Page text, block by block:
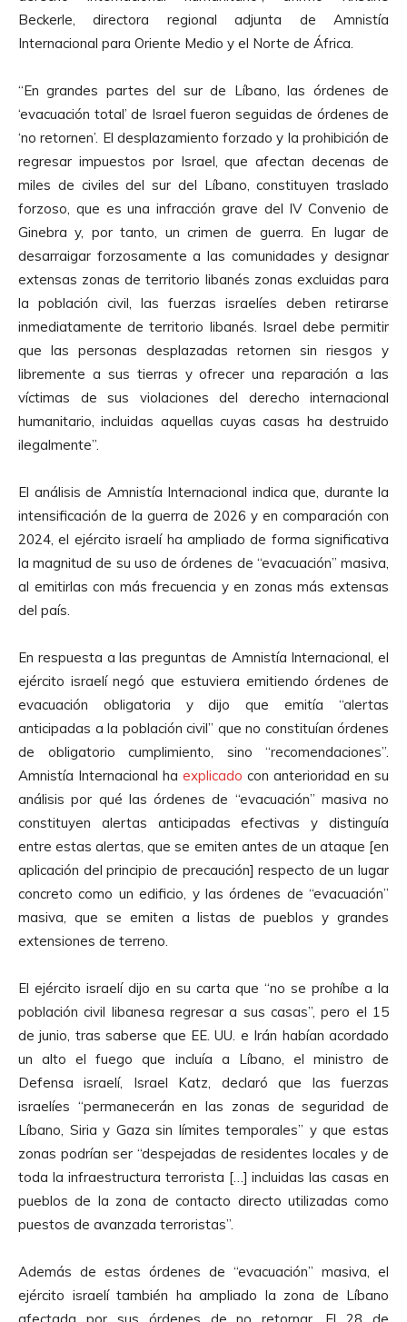
Beckerle, directora regional adjunta de Amnistía
Internacional para Oriente Medio y el Norte de África.
“En grandes partes del sur de Líbano, las órdenes de
‘evacuación total’ de Israel fueron seguidas de órdenes de
‘no retornen’. El desplazamiento forzado y la prohibición de
regresar impuestos por Israel, que afectan decenas de
miles de civiles del sur del Líbano, constituyen traslado
forzoso, que es una infracción grave del IV Convenio de
Ginebra y, por tanto, un crimen de guerra. En lugar de
desarraigar forzosamente a las comunidades y designar
extensas zonas de territorio libanés zonas excluidas para
la población civil, las fuerzas israelíes deben retirarse
inmediatamente de territorio libanés. Israel debe permitir
que las personas desplazadas retornen sin riesgos y
libremente a sus tierras y ofrecer una reparación a las
víctimas de sus violaciones del derecho internacional
humanitario, incluidas aquellas cuyas casas ha destruido
ilegalmente”.
El análisis de Amnistía Internacional indica que, durante la
intensificación de la guerra de 2026 y en comparación con
2024, el ejército israelí ha ampliado de forma significativa
la magnitud de su uso de órdenes de “evacuación” masiva,
al emitirlas con más frecuencia y en zonas más extensas
del país.
En respuesta a las preguntas de Amnistía Internacional, el
ejército israelí negó que estuviera emitiendo órdenes de
evacuación obligatoria y dijo que emitía “alertas
anticipadas a la población civil” que no constituían órdenes
de obligatorio cumplimiento, sino “recomendaciones”.
Amnistía Internacional ha explicado con anterioridad en su
análisis por qué las órdenes de “evacuación” masiva no
constituyen alertas anticipadas efectivas y distinguía
entre estas alertas, que se emiten antes de un ataque [en
aplicación del principio de precaución] respecto de un lugar
concreto como un edificio, y las órdenes de “evacuación”
masiva, que se emiten a listas de pueblos y grandes
extensiones de terreno.
El ejército israelí dijo en su carta que “no se prohíbe a la
población civil libanesa regresar a sus casas”, pero el 15
de junio, tras saberse que EE. UU. e Irán habían acordado
un alto el fuego que incluía a Líbano, el ministro de
Defensa israelí, Israel Katz, declaró que las fuerzas
israelíes “permanecerán en las zonas de seguridad de
Líbano, Siria y Gaza sin límites temporales” y que estas
zonas podrían ser “despejadas de residentes locales y de
toda la infraestructura terrorista […] incluidas las casas en
pueblos de la zona de contacto directo utilizadas como
puestos de avanzada terroristas”.
Además de estas órdenes de “evacuación” masiva, el
ejército israelí también ha ampliado la zona de Líbano
afectada por sus órdenes de no retornar. El 28 de